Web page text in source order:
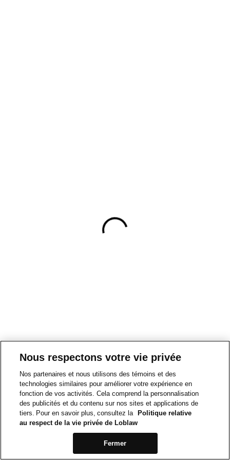
Nous respectons votre vie privée
Nos partenaires et nous utilisons des témoins et des
technologies similaires pour améliorer votre expérience en
fonction de vos activités. Cela comprend la personnalisation
des publicités et du contenu sur nos sites et applications de
tiers. Pour en savoir plus, consultez la
Politique relative
au respect de la vie privée de Loblaw
Fermer